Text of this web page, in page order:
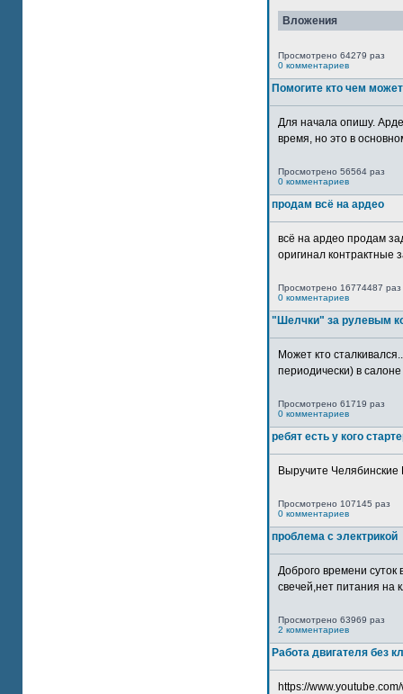
Вложения
Просмотрено 64279 раз
0 комментариев
Помогите кто чем может
Для начала опишу.
время, но это в
Просмотрено 56564 раз
0 комментариев
продам всё на ардео
всё на ардео продам
оригинал контрактные
Просмотрено 16774487 раз
0 комментариев
"Шелчки" за рулевым
Может кто
периодически) в
Просмотрено 61719 раз
0 комментариев
ребят есть у кого
Выручите
Просмотрено 107145 раз
0 комментариев
проблема с электрикой
Доброго времени суток
свечей,нет питания на
Просмотрено 63969 раз
2 комментариев
Работа двигателя без
https://